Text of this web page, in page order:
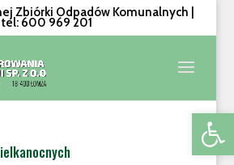
Zbiórki Odpadów Komunalnych |
tel: 600 969 201